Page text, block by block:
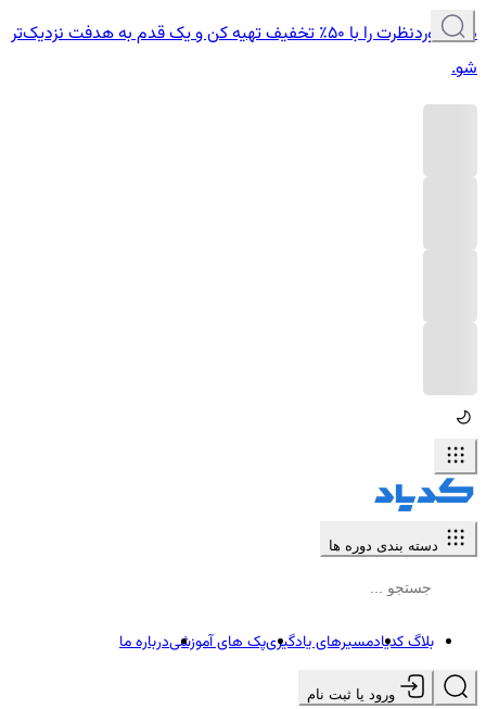
دوره موردنظرت را با ۵۰٪ تخفیف تهیه کن و یک قدم به هدفت نزدیک‌تر
شو.
دسته بندی دوره ها
بلاگ کدیادمسیرهای یادگیریپک های آموزشیدرباره ما
ورود یا ثبت نام